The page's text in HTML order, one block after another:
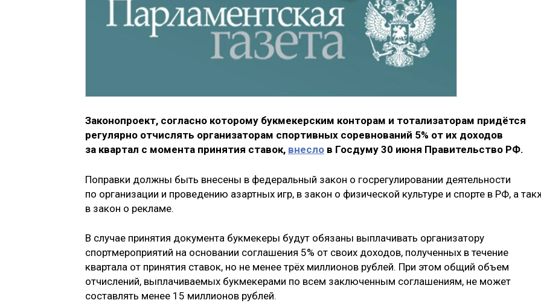
Законопроект, согласно которому букмекерским конторам и тотализаторам придётся
регулярно отчислять организаторам спортивных соревнований 5% от их доходов
за квартал с момента принятия ставок, внесло в Госдуму 30 июня Правительство РФ.
Поправки должны быть внесены в федеральный закон о госрегулировании деятельности
по организации и проведению азартных игр, в закон о физической культуре и спорте в РФ, а
в закон о рекламе.
В случае принятия документа букмекеры будут обязаны выплачивать организатору
спортмероприятий на основании соглашения 5% от своих доходов, полученных в течение
квартала от принятия ставок, но не менее трёх миллионов рублей. При этом общий объем
отчислений, выплачиваемых букмекерами по всем заключенным соглашениям, не может
составлять менее 15 миллионов рублей.